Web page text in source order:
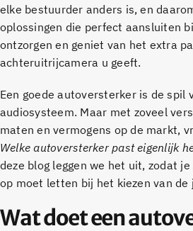
elke bestuurder anders is, en
oplossingen die perfect aansluiten
ontzorgen en geniet van het extra
achteruitrijcamera u geeft.
Een goede autoversterker is de spil
audiosysteem. Maar met zoveel
maten en vermogens op de markt,
Welke autoversterker past eigenlijk
deze blog leggen we het uit, zodat
op moet letten bij het kiezen van
Wat doet een